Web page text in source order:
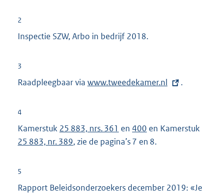
2
Inspectie SZW, Arbo in bedrijf 2018.
3
Raadpleegbaar via E
r
i
www.tweedekamer.nl .
4
Kamerstuk 25 883, nrs. 361 en 400 en Kamerstuk
25 883, nr. 389, zie de pagina’s 7 en 8.
5
Rapport Beleidsonderzoekers december 2019: «Je